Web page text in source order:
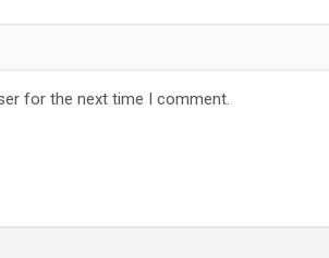
for the next time I comment.